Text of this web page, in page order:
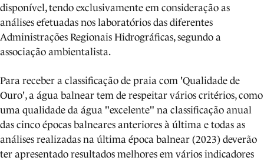
disponível, tendo exclusivamente em consideração as
análises efetuadas nos laboratórios das diferentes
Administrações Regionais Hidrográficas, segundo a
associação ambientalista.
Para receber a classificação de praia com 'Qualidade de
Ouro', a água balnear tem de respeitar vários critérios, como
uma qualidade da água "excelente" na classificação anual
das cinco épocas balneares anteriores à última e todas as
análises realizadas na última época balnear (2023) deverão
ter apresentado resultados melhores em vários indicadores